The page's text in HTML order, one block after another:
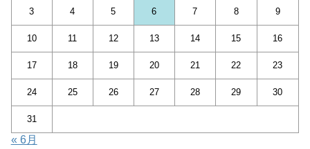
3 4 5 6 7 8 9
10 11 12 13 14 15 16
17 18 19 20 21 22 23
24 25 26 27 28 29 30
31
« 6月